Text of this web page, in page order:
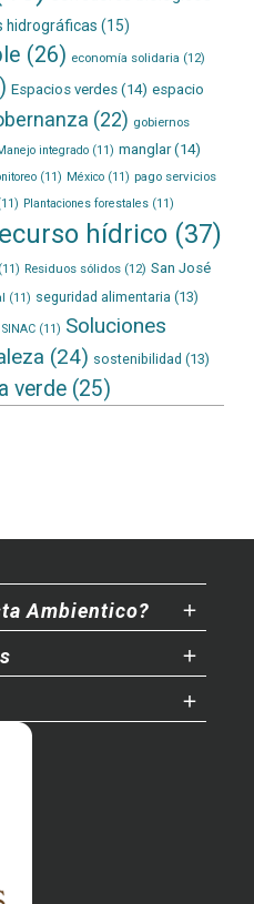
hidrográficas (15)
(26) economía solidaria (12)
Espacios verdes(14) espacio
(22) gobiernos
integrado(11) manglar(14)
(11) México(11) pago servicios
Plantaciones forestales(11)
hídrico(37)
(11) Residuos sólidos(12) San José
(11) seguridad alimentaria (13)
SINAC(11) Soluciones
(24) sostenibilidad (13)
verde(25)
Ambientico?